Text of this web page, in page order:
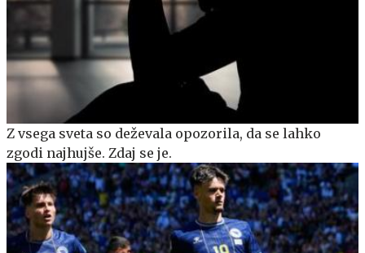
Z vsega sveta so deževala opozorila, da se lahko
zgodi najhujše. Zdaj se je.